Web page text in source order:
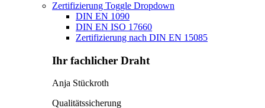
Zertifizierung Toggle Dropdown
DIN EN 1090
DIN EN ISO 17660
Zertifizierung nach DIN EN 15085
Ihr fachlicher Draht
Anja Stückroth
Qualitätssicherung